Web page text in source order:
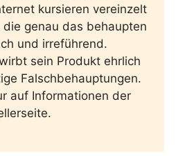
kursieren vereinzelt
die genau das behaupten
und irreführend.
sein Produkt ehrlich
Falschbehauptungen.
auf Informationen der